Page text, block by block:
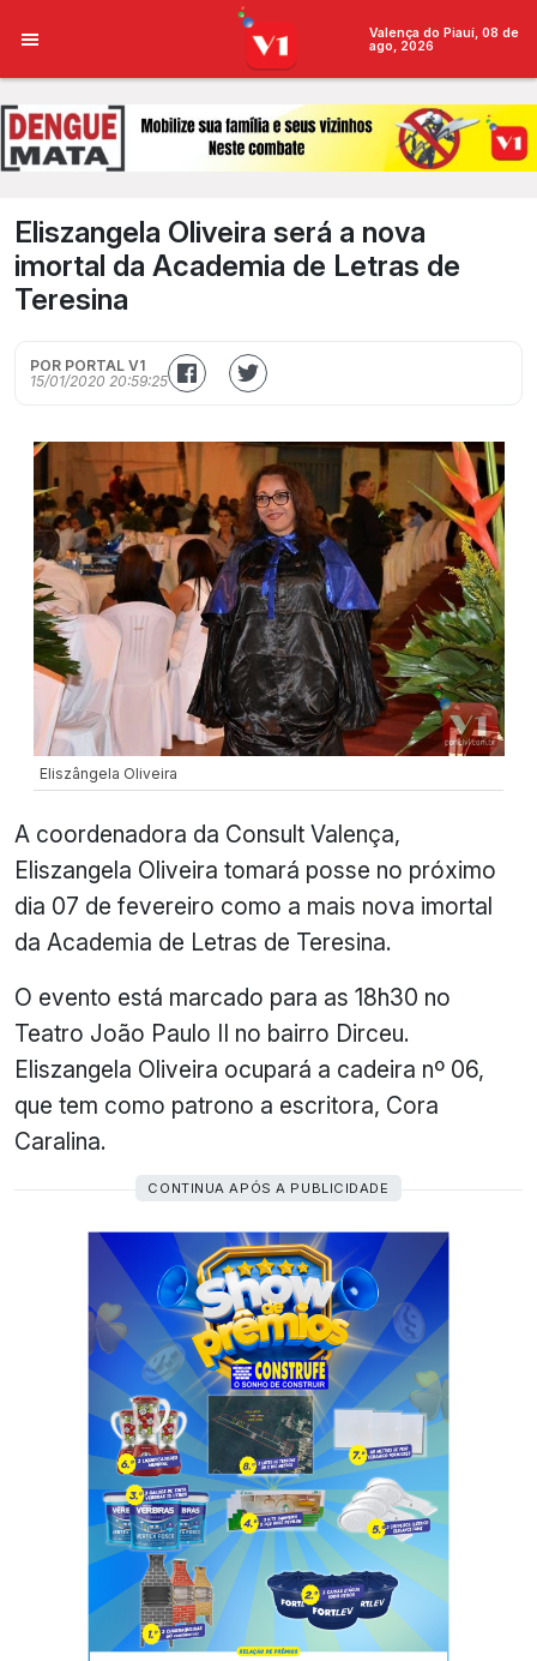
Valença do Piauí, 08 de
ago, 2026
Eliszangela Oliveira será a nova
imortal da Academia de Letras de
Teresina
POR PORTAL V1
15/01/2020 20:59:25
Eliszângela Oliveira
A coordenadora da Consult Valença,
Eliszangela Oliveira tomará posse no próximo
dia 07 de fevereiro como a mais nova imortal
da Academia de Letras de Teresina.
O evento está marcado para as 18h30 no
Teatro João Paulo II no bairro Dirceu.
Eliszangela Oliveira ocupará a cadeira nº 06,
que tem como patrono a escritora, Cora
Caralina.
CONTINUA APÓS A PUBLICIDADE